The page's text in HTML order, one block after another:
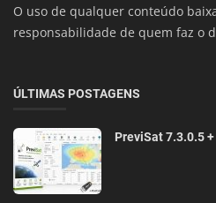
O uso de qualquer conteúdo
responsabilidade de quem faz o
ÚLTIMAS POSTAGENS
PreviSat 7.3.0.5